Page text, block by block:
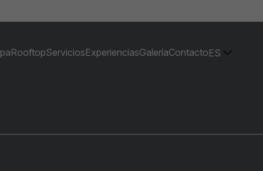
RooftopServiciosExperienciasGaleríaContactoES